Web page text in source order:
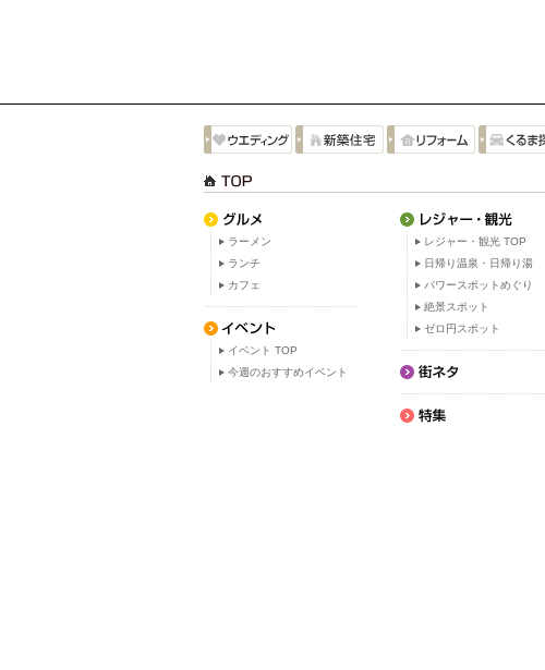
ラーメン
ランチ
カフェ
イベント TOP
今週のおすすめイベント
レジャー・観光 TOP
日帰り温泉・日帰り湯
パワースポットめぐり
絶景スポット
ゼロ円スポット